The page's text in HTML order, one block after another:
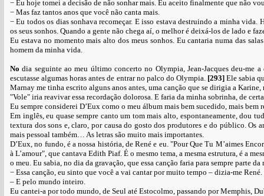
− Eu hoje tomei a decisão de não sonhar mais. Eu aceito finalmente que não
− Mas faz tantos anos que você não canta mais.
− Eu todos os dias sonhava recomeçar. E isso estava destruindo a minha
os seus sonhos. Quando a gente não chega aí, o melhor é deixá-los de lado e
Eu estava no momento mais alto dos meus sonhos. Eu cantaria numa das
homem da minha vida.
No dia seguinte ao meu último concerto no Olympia, Jean-Jacques deu-me
escutasse algumas horas antes de entrar no palco do Olympia. [293]Ele sabia
Marnay me tinha escrito alguns anos antes, uma canção que se dirigia a
"Vole" iria reavivar essa recordação dolorosa. E faria da minha sobrinha, de
Eu sempre considerei D’Eux como o meu álbum mais bem sucedido, mais
Em inglês, eu quase sempre canto um tom mais alto, espontaneamente, dou
textura dos sons e, claro, por causa do gosto dos produtores e do público. Os
mais pessoal também… As letras são muito mais importantes.
D’Eux, no fundo, é a nossa história, de René e eu. "Pour Que Tu M’aimes
à L’amour", que cantava Edith Piaf. É o mesmo tema, a mesma estrutura, é a
o meu. Eu sabia, no dia da gravação, que essa canção faria para sempre parte
− Essa canção, eu sinto que você a vai cantar por muito tempo – dizia-me René.
– E pelo mundo inteiro.
Eu cantei-a por todo mundo, de Seul até Estocolmo, passando por Memphis,